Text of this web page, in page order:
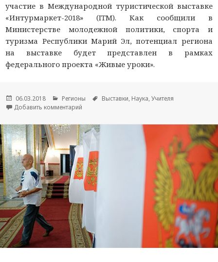
участие в Международной туристической выставке
«Интурмаркет-2018» (ITM). Как сообщили в
Министерстве молодежной политики, спорта и
туризма Республики Марий Эл, потенциал региона
на выставке будет представлен в рамках
федерального проекта «Живые уроки».
Опубликовано
06.03.2018 Рубрики
Регионы Метки
Выставки, Наука,Учителя
Добавить комментарий